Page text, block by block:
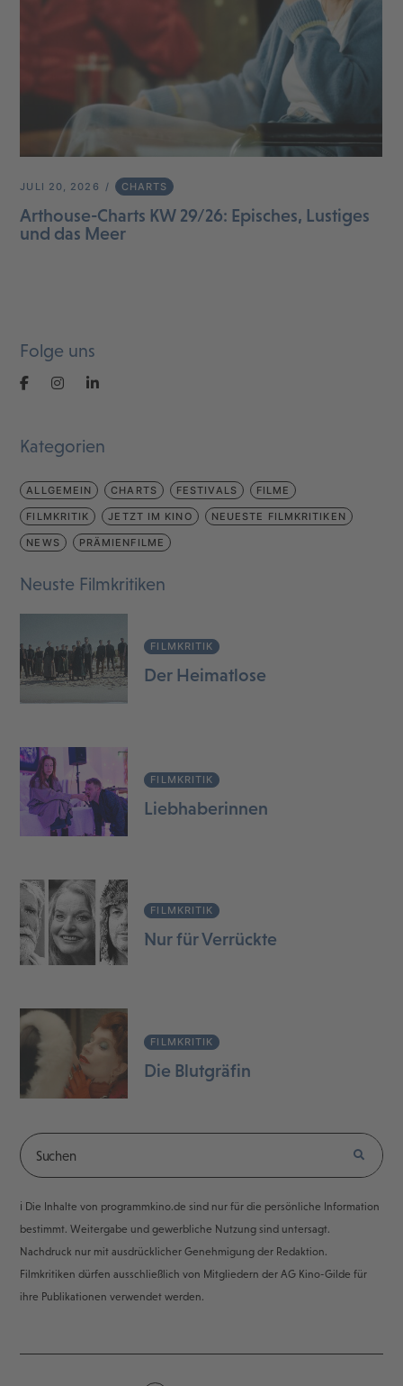
JULI 20, 2026 CHARTS
Arthouse-Charts KW 29/26: Episches, Lustiges
und das Meer
Folge uns
Kategorien
ALLGEMEIN CHARTS FESTIVALS FILME
FILMKRITIK JETZT IM KINO NEUESTE FILMKRITIKEN
NEWS PRÄMIENFILME
Neuste Filmkritiken
FILMKRITIK
Der Heimatlose
FILMKRITIK
Liebhaberinnen
FILMKRITIK
Nur für Verrückte
FILMKRITIK
Die Blutgräfin
ℹ️ Die Inhalte von programmkino.de sind nur für die persönliche Information
bestimmt. Weitergabe und gewerbliche Nutzung sind untersagt.
Nachdruck nur mit ausdrücklicher Genehmigung der Redaktion.
Filmkritiken dürfen ausschließlich von Mitgliedern der AG Kino-Gilde für
ihre Publikationen verwendet werden.